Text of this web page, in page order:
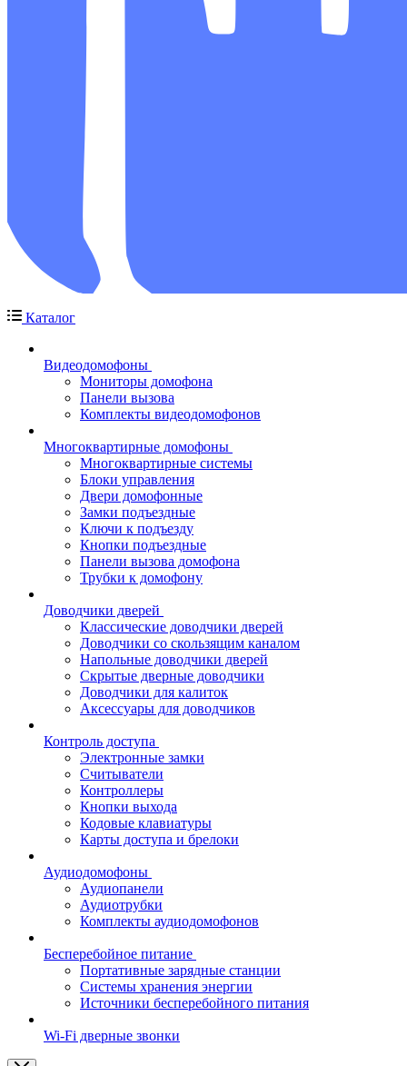
Каталог
Видеодомофоны
Мониторы домофона
Панели вызова
Комплекты видеодомофонов
Многоквартирные домофоны
Многоквартирные системы
Блоки управления
Двери домофонные
Замки подъездные
Ключи к подъезду
Кнопки подъездные
Панели вызова домофона
Трубки к домофону
Доводчики дверей
Классические доводчики дверей
Доводчики со скользящим каналом
Напольные доводчики дверей
Скрытые дверные доводчики
Доводчики для калиток
Аксессуары для доводчиков
Контроль доступа
Электронные замки
Считыватели
Контроллеры
Кнопки выхода
Кодовые клавиатуры
Карты доступа и брелоки
Аудиодомофоны
Аудиопанели
Аудиотрубки
Комплекты аудиодомофонов
Бесперебойное питание
Портативные зарядные станции
Системы хранения энергии
Источники бесперебойного питания
Wi-Fi дверные звонки